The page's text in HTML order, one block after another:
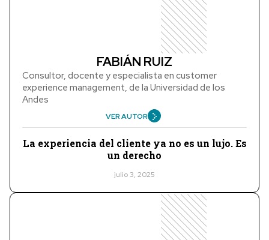
FABIÁN RUIZ
Consultor, docente y especialista en customer
experience management, de la Universidad de los
Andes
VER AUTOR
La experiencia del cliente ya no es un lujo. Es
un derecho
julio 3, 2025